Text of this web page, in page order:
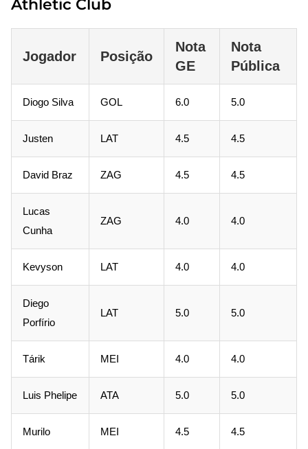
Athletic Club
Jogador Posição
Nota
GE
Nota
Pública
Diogo Silva GOL 6.0 5.0
Justen LAT 4.5 4.5
David Braz ZAG 4.5 4.5
Lucas
Cunha
ZAG 4.0 4.0
Kevyson LAT 4.0 4.0
Diego
Porfírio
LAT 5.0 5.0
Tárik MEI 4.0 4.0
Luis Phelipe ATA 5.0 5.0
Murilo MEI 4.5 4.5